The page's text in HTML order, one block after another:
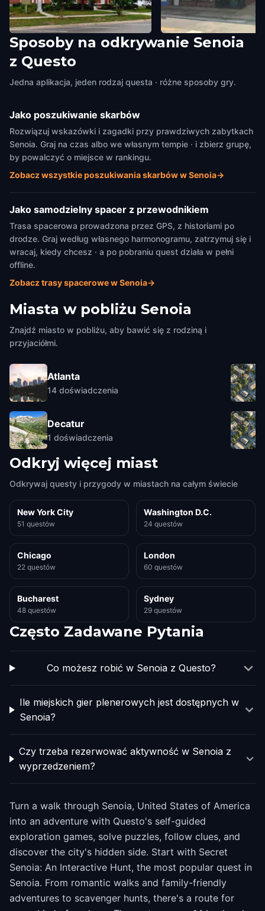
Church
Senoia , United States of America
Former Cotton
Sposoby na odkrywanie Senoia
z Questo
Jedna aplikacja, jeden rodzaj questa · różne sposoby gry.
Jako poszukiwanie skarbów
Rozwiązuj wskazówki i zagadki przy prawdziwych zabytkach
Senoia. Graj na czas albo we własnym tempie · i zbierz grupę,
by powalczyć o miejsce w rankingu.
Zobacz wszystkie poszukiwania skarbów w Senoia→
Jako samodzielny spacer z przewodnikiem
Trasa spacerowa prowadzona przez GPS, z historiami po
drodze. Graj według własnego harmonogramu, zatrzymuj się i
wracaj, kiedy chcesz · a po pobraniu quest działa w pełni
offline.
Zobacz trasy spacerowe w Senoia→
Miasta w pobliżu Senoia
Znajdź miasto w pobliżu, aby bawić się z rodziną i
przyjaciółmi.
Atlanta
14 doświadczenia
Decatur
1 doświadczenia
Odkryj więcej miast
Odkrywaj questy i przygody w miastach na całym świecie
New York City
51 questów
Washington D.C.
24 questów
Chicago
22 questów
London
60 questów
Bucharest
48 questów
Sydney
29 questów
Często Zadawane Pytania
Co możesz robić w Senoia z Questo?
Ile miejskich gier plenerowych jest dostępnych w
Senoia?
Czy trzeba rezerwować aktywność w Senoia z
wyprzedzeniem?
Turn a walk through Senoia, United States of America
into an adventure with Questo's self-guided
exploration games, solve puzzles, follow clues, and
discover the city's hidden side. Start with Secret
Senoia: An Interactive Hunt, the most popular quest in
Senoia. From romantic walks and family-friendly
adventures to scavenger hunts, there's a route for